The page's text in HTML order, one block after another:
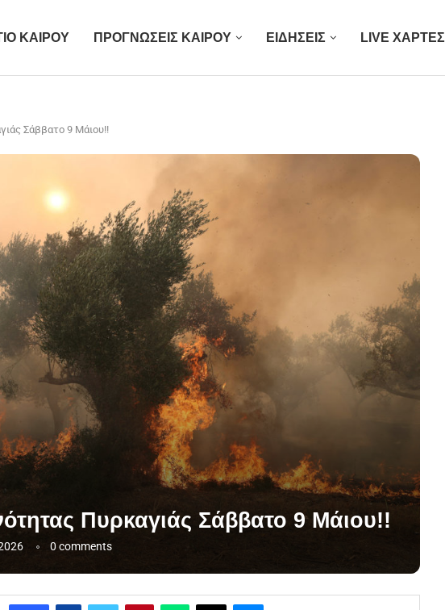
ΚΑΙΡΟΥ ΠΡΟΓΝΩΣΕΙΣ ΚΑΙΡΟΥ ΕΙΔΗΣΕΙΣ LIVE ΧΑΡΤΕΣ
Σάββατο 9 Μάιου!!
Πυρκαγιάς Σάββατο 9 Μάιου!!
0 comments